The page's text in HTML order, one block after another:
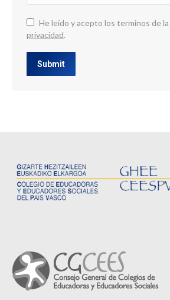
He leído y acepto los terminos de la
privacidad.
Submit